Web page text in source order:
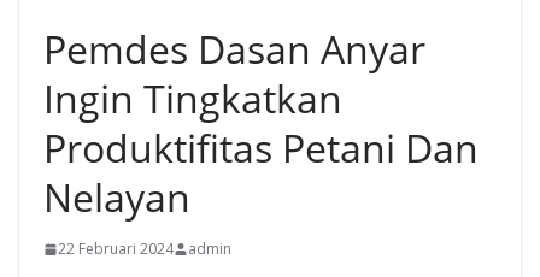
Pemdes Dasan Anyar
Ingin Tingkatkan
Produktifitas Petani Dan
Nelayan
22 Februari 2024
admin